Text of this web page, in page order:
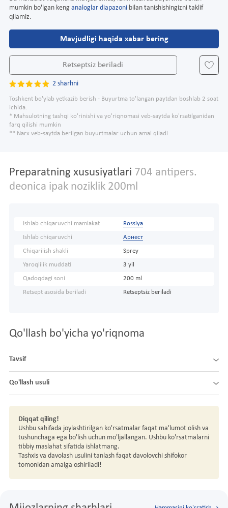
mumkin bo'lgan keng analoglar diapazoni bilan tanishishingizni taklif
qilamiz.
Mavjudligi haqida xabar bering
Retseptsiz beriladi
2 sharhni
Toshkent bo'ylab yetkazib berish - Buyurtma to'langan paytdan boshlab 2 soat
ichida.
* Mahsulotning tashqi ko'rinishi va yo'riqnomasi veb-saytda ko'rsatilganidan
farq qilishi mumkin
** Narx veb-saytda berilgan buyurtmalar uchun amal qiladi
Preparatning xususiyatlari 704 antipers.
deonica ipak noziklik 200ml
Ishlab chiqaruvchi mamlakat Rossiya
Ishlab chiqaruvchi Арнест
Chiqarilish shakli Sprey
Yaroqlilik muddati 3 yil
Qadoqdagi soni 200 ml
Retsept asosida beriladi Retseptsiz beriladi
Qo'llash bo'yicha yo'riqnoma
Tavsif
Qo'llash usuli
Diqqat qiling!
Ushbu sahifada joylashtirilgan ko'rsatmalar faqat ma'lumot olish va
tushunchaga ega bo'lish uchun mo'ljallangan. Ushbu ko'rsatmalarni
tibbiy maslahat sifatida ishlatmang.
Tashxis va davolash usulini tanlash faqat davolovchi shifokor
tomonidan amalga oshiriladi!